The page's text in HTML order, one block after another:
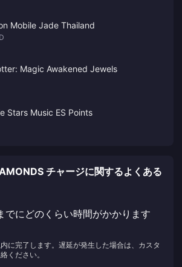
ます。
Mobile Jade Thailand
Magic Awakened Jewels
Stars Music ES Points
チャージに関するよくある
でにどのくらい時間がかかります
に完了します。遅延が発生した場合は、カスタ
ください。